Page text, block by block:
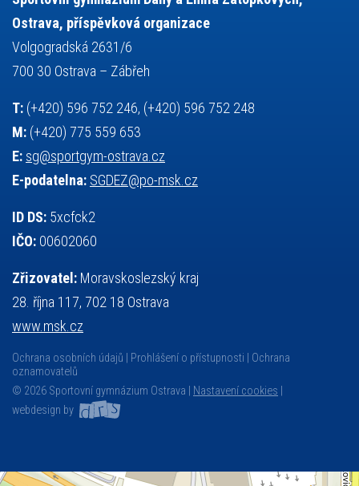
volejbal
vybavení vysvědčení vzpírání
výuka všesportovní výcvikový kurz
základy společenských věd
Ostrava, příspěvková organizace
Volgogradská 2631/6
700 30 Ostrava – Zábřeh
T: (+420) 596 752 246, (+420) 596 752 248
M: (+420) 775 559 653
E: sg@sportgym-ostrava.cz
E-podatelna: SGDEZ@po-msk.cz
ID DS: 5xcfck2
IČO: 00602060
Zřizovatel: Moravskoslezský kraj
28. října 117, 702 18 Ostrava
www.msk.cz
Ochrana osobních údajů Prohlášení o přístupnosti
Ochrana
oznamovatelů
© 2026 Sportovní gymnázium Ostrava |
Nastavení cookies
webdesign by